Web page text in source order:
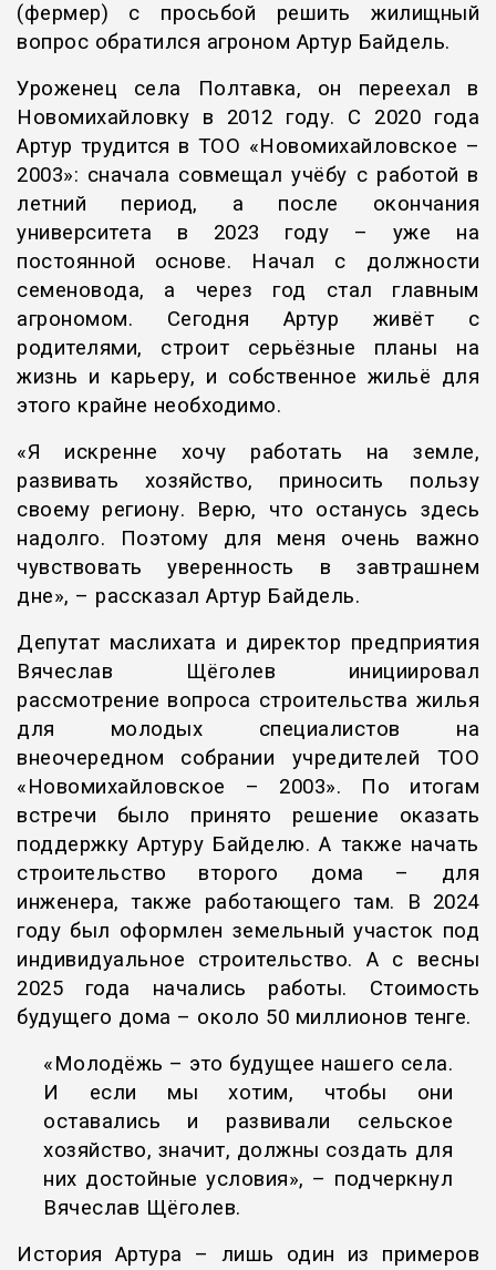
(фермер) с просьбой решить жилищный
вопрос обратился агроном Артур Байдель.
Уроженец села Полтавка, он переехал в
Новомихайловку в 2012 году. С 2020 года
Артур трудится в ТОО «Новомихайловское –
2003»: сначала совмещал учёбу с работой в
летний период, а после окончания
университета в 2023 году – уже на
постоянной основе. Начал с должности
семеновода, а через год стал главным
агрономом. Сегодня Артур живёт с
родителями, строит серьёзные планы на
жизнь и карьеру, и собственное жильё для
этого крайне необходимо.
«Я искренне хочу работать на земле,
развивать хозяйство, приносить пользу
своему региону. Верю, что останусь здесь
надолго. Поэтому для меня очень важно
чувствовать уверенность в завтрашнем
дне», – рассказал Артур Байдель.
Депутат маслихата и директор предприятия
Вячеслав Щёголев инициировал
рассмотрение вопроса строительства жилья
для молодых специалистов на
внеочередном собрании учредителей ТОО
«Новомихайловское – 2003». По итогам
встречи было принято решение оказать
поддержку Артуру Байделю. А также начать
строительство второго дома – для
инженера, также работающего там. В 2024
году был оформлен земельный участок под
индивидуальное строительство. А с весны
2025 года начались работы. Стоимость
будущего дома – около 50 миллионов тенге.
«Молодёжь – это будущее нашего села.
И если мы хотим, чтобы они
оставались и развивали сельское
хозяйство, значит, должны создать для
них достойные условия», – подчеркнул
Вячеслав Щёголев.
История Артура – лишь один из примеров